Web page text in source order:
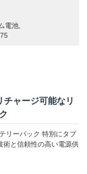
電池
ャージ可能なリ
リーパック 特別にタブ
術と信頼性の高い電源供